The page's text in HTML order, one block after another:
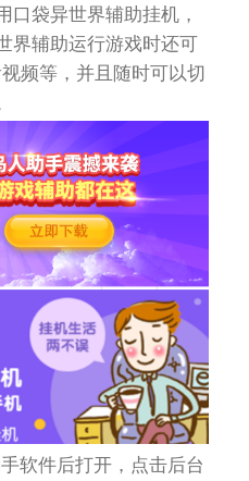
口袋异世界辅助挂机，
界辅助运行游戏时还可
视频等，并且随时可以切
软件后打开，点击后台